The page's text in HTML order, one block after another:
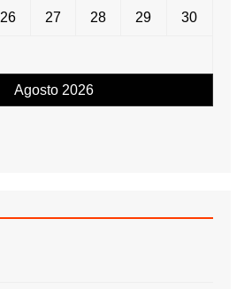
Agosto 2026
26 27 28 29 30